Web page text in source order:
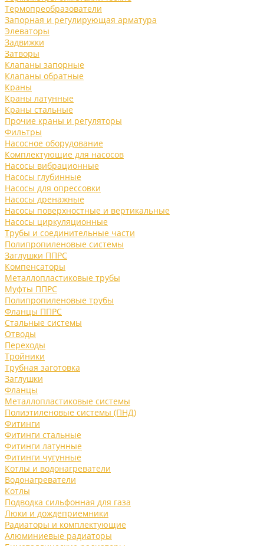
Термопреобразователи
Запорная и регулирующая арматура
Элеваторы
Задвижки
Затворы
Клапаны запорные
Клапаны обратные
Краны
Краны латунные
Краны стальные
Прочие краны и регуляторы
Фильтры
Насосное оборудование
Комплектующие для насосов
Насосы вибрационные
Насосы глубинные
Насосы для опрессовки
Насосы дренажные
Насосы поверхностные и вертикальные
Насосы циркуляционные
Трубы и соединительные части
Полипропиленовые системы
Заглушки ППРС
Компенсаторы
Металлопластиковые трубы
Муфты ППРС
Полипропиленовые трубы
Фланцы ППРС
Стальные системы
Отводы
Переходы
Тройники
Трубная заготовка
Заглушки
Фланцы
Металлопластиковые системы
Полиэтиленовые системы (ПНД)
Фитинги
Фитинги стальные
Фитинги латунные
Фитинги чугунные
Котлы и водонагреватели
Водонагреватели
Котлы
Подводка сильфонная для газа
Люки и дождеприемники
Радиаторы и комплектующие
Алюминиевые радиаторы